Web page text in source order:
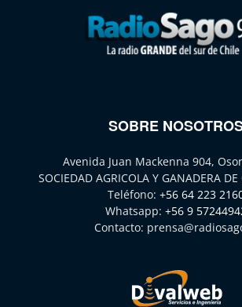
SOBRE
Avenida Juan Mackenna 904,
SOCIEDAD AGRICOLA Y GANADERA
Teléfono: +56 64 223
Whatsapp: +56 9
Contacto: